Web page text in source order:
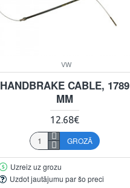
VW
HANDBRAKE CABLE, 1789
MM
12.68€
GROZĀ
Uzreiz uz grozu
Uzdot jautājumu par šo preci